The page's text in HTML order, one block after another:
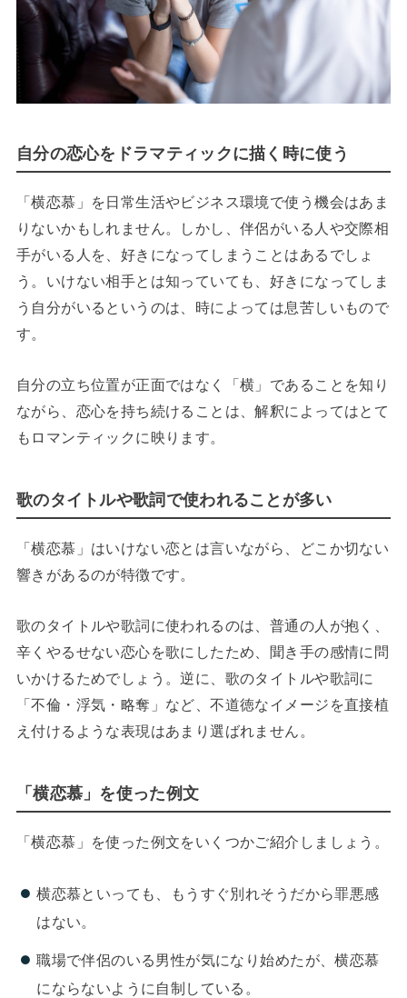
自分の恋心をドラマティックに描く時に使う
「横恋慕」を日常生活やビジネス環境で使う機会はあま
りないかもしれません。しかし、伴侶がいる人や交際相
手がいる人を、好きになってしまうことはあるでしょ
う。いけない相手とは知っていても、好きになってしま
う自分がいるというのは、時によっては息苦しいもので
す。
自分の立ち位置が正面ではなく「横」であることを知り
ながら、恋心を持ち続けることは、解釈によってはとて
もロマンティックに映ります。
歌のタイトルや歌詞で使われることが多い
「横恋慕」はいけない恋とは言いながら、どこか切ない
響きがあるのが特徴です。
歌のタイトルや歌詞に使われるのは、普通の人が抱く、
辛くやるせない恋心を歌にしたため、聞き手の感情に問
いかけるためでしょう。逆に、歌のタイトルや歌詞に
「不倫・浮気・略奪」など、不道徳なイメージを直接植
え付けるような表現はあまり選ばれません。
「横恋慕」を使った例文
「横恋慕」を使った例文をいくつかご紹介しましょう。
横恋慕といっても、もうすぐ別れそうだから罪悪感
はない。
職場で伴侶のいる男性が気になり始めたが、横恋慕
にならないように自制している。